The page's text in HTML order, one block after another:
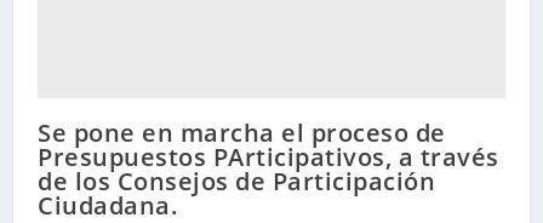
Se pone en marcha el proceso de
Presupuestos PArticipativos, a través
de los Consejos de Participación
Ciudadana.